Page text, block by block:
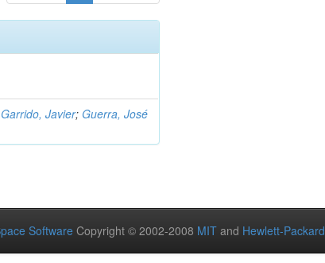
Garrido, Javier; Guerra, José
Software Copyright © 2002-2008 MIT and Hewlett-Packard